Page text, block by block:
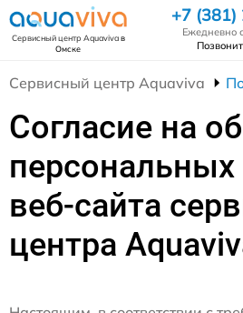
Сервисный центр Aquavivaв
Омске
+7
Ежедневно
Сервисный центр Aquaviva
Согласие на
веб-сайта
центра